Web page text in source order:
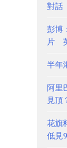
對話
彭博
片
半年
阿里
見頂
花旗
低見